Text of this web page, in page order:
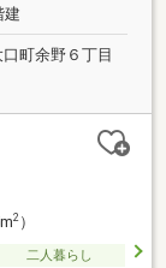
建
町余野６丁目
2）
二人暮らし